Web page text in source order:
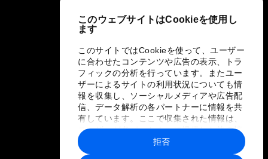
このウェブサイトはCookieを使用し
ます
このサイトではCookieを使って、ユーザー
に合わせたコンテンツや広告の表示、トラ
フィックの分析を行っています。またユー
ザーによるサイトの利用状況についても情
報を収集し、ソーシャルメディアや広告配
信、データ解析の各パートナーに情報を共
有しています。ここで収集された情報は、
ユーザーが各パートナーに提供した他の情
報や各パートナーのサービスを使用した際
に収集された情報と組み合わされ、各パー
拒否